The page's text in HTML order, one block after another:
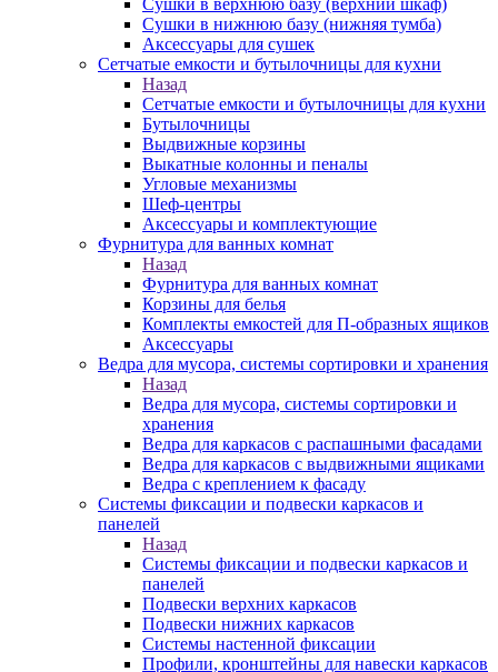
Сушки в верхнюю базу (верхний шкаф)
Сушки в нижнюю базу (нижняя тумба)
Аксессуары для сушек
Сетчатые емкости и бутылочницы для кухни
Назад
Сетчатые емкости и бутылочницы для кухни
Бутылочницы
Выдвижные корзины
Выкатные колонны и пеналы
Угловые механизмы
Шеф-центры
Аксессуары и комплектующие
Фурнитура для ванных комнат
Назад
Фурнитура для ванных комнат
Корзины для белья
Комплекты емкостей для П-образных ящиков
Аксессуары
Ведра для мусора, системы сортировки и хранения
Назад
Ведра для мусора, системы сортировки и
хранения
Ведра для каркасов с распашными фасадами
Ведра для каркасов с выдвижными ящиками
Ведра с креплением к фасаду
Системы фиксации и подвески каркасов и
панелей
Назад
Системы фиксации и подвески каркасов и
панелей
Подвески верхних каркасов
Подвески нижних каркасов
Системы настенной фиксации
Профили, кронштейны для навески каркасов